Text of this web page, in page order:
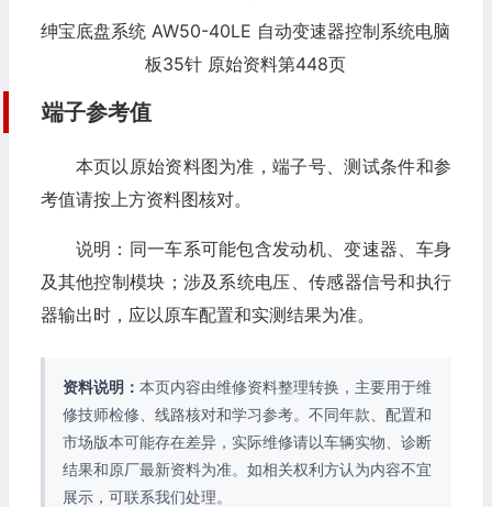
绅宝底盘系统 AW50-40LE 自动变速器控制系统电脑
板35针 原始资料第448页
端子参考值
本页以原始资料图为准，端子号、测试条件和参
考值请按上方资料图核对。
说明：同一车系可能包含发动机、变速器、车身
及其他控制模块；涉及系统电压、传感器信号和执行
器输出时，应以原车配置和实测结果为准。
资料说明： 本页内容由维修资料整理转换，主要用于维
修技师检修、线路核对和学习参考。不同年款、配置和
市场版本可能存在差异，实际维修请以车辆实物、诊断
结果和原厂最新资料为准。如相关权利方认为内容不宜
展示，可联系我们处理。